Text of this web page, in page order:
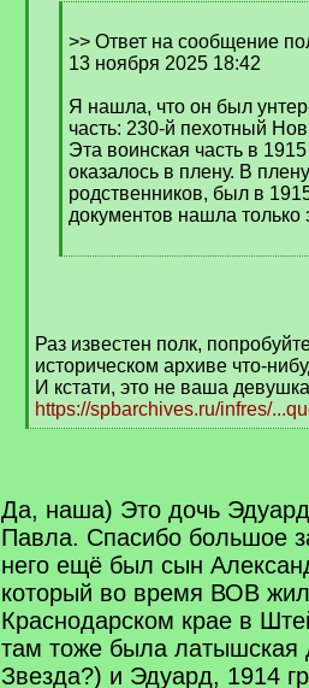
q
]
>> Ответ на сообщение
13 ноября 2025 18:42
Я нашла, что он был
часть: 230-й пехотный
Эта воинская часть в
оказалось в плену. В
родственников, был в
документов нашла только
[
Раз известен полк,
историческом архиве что-
И кстати, это не ваша
https://spbarchives.ru/infres/
[
Да, наша) Это дочь
Павла. Спасибо большое
него ещё был сын
который во время ВОВ
Краснодарском крае в
там тоже была латышская
Звезда?) и Эдуард, 1914